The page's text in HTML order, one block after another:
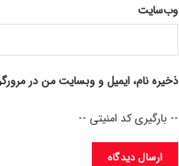
وب‌سایت
ذخیره نام، ایمیل و وبسایت من در
-- بارگیری کد امنیتی --